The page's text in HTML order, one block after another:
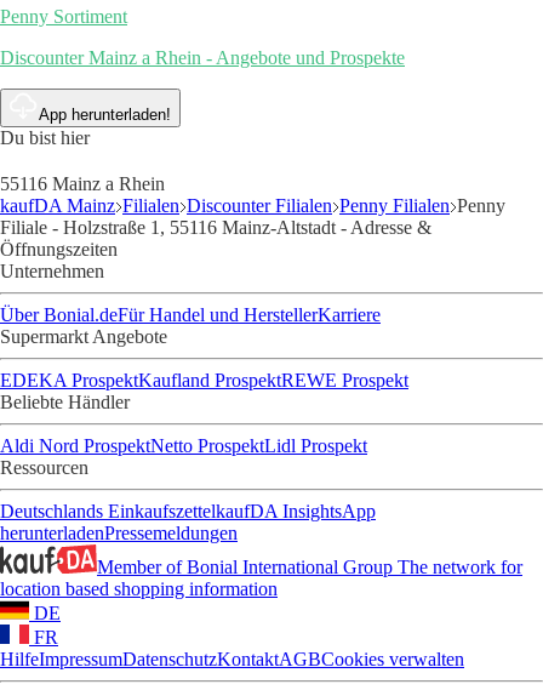
Penny Sortiment
Discounter Mainz a Rhein - Angebote und Prospekte
App herunterladen!
Du bist hier
55116 Mainz a Rhein
kaufDA Mainz Filialen Discounter Filialen Penny Filialen Penny
Filiale - Holzstraße 1, 55116 Mainz-Altstadt - Adresse &
Öffnungszeiten
Unternehmen
Über Bonial.deFür Handel und HerstellerKarriere
Supermarkt Angebote
EDEKA ProspektKaufland ProspektREWE Prospekt
Beliebte Händler
Aldi Nord ProspektNetto ProspektLidl Prospekt
Ressourcen
Deutschlands EinkaufszettelkaufDA InsightsApp
herunterladenPressemeldungen
Member of Bonial International Group The network for
location based shopping information
DE
FR
HilfeImpressumDatenschutzKontaktAGBCookies verwalten